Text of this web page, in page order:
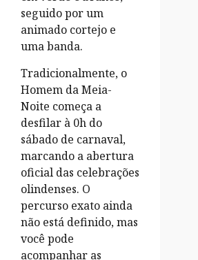
seguido por um
animado cortejo e
uma banda.
Tradicionalmente, o
Homem da Meia-
Noite começa a
desfilar à 0h do
sábado de carnaval,
marcando a abertura
oficial das celebrações
olindenses. O
percurso exato ainda
não está definido, mas
você pode
acompanhar as